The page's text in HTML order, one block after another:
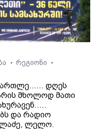
• რეგიონი •
დღეს
მხოლოდ მათი
და რადიო
ლელო.